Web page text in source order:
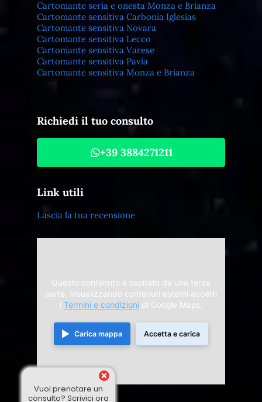
Cartomante seria e onesta Monza e Brianza
Cartomante sensitiva Carbonia Iglesias
Cartomante sensitiva Novara
Cartomante sensitiva Lecco
Cartomante sensitiva Varese
Cartomante sensitiva Pavia
Cartomante sensitiva Monza e Brianza
Richiedi il tuo consulto
+39 3884271211
Link utili
Lascia la tua recensione
Questo contenuto è ospitato da una terza
parte. Visualizzando contenuti esterni accetti
i Termini e condizioni di Google Maps.
Carica mappa Accetta e carica
Vuoi prenotare un
consulto? Scrivici ora